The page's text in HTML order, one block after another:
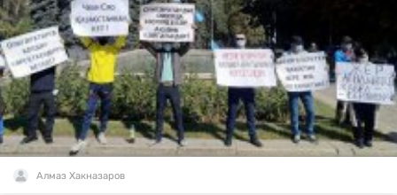
Алмаз Хакназаров